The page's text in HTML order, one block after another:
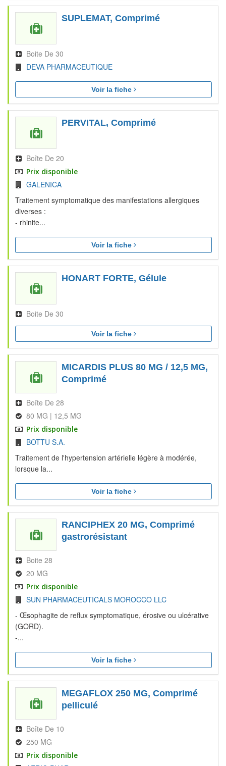
SUPLEMAT, Comprimé
Boite De 30
DEVA PHARMACEUTIQUE
Voir la fiche
PERVITAL, Comprimé
Boîte De 20
Prix disponible
GALENICA
Traitement symptomatique des manifestations allergiques
diverses :
- rhinite...
Voir la fiche
HONART FORTE, Gélule
Boite De 30
Voir la fiche
MICARDIS PLUS 80 MG / 12,5 MG,
Comprimé
Boîte De 28
80 MG | 12,5 MG
Prix disponible
BOTTU S.A.
Traitement de l'hypertension artérielle légère à modérée,
lorsque la...
Voir la fiche
RANCIPHEX 20 MG, Comprimé
gastrorésistant
Boite 28
20 MG
Prix disponible
SUN PHARMACEUTICALS MOROCCO LLC
- Œsophagite de reflux symptomatique, érosive ou ulcérative
(GORD).
-...
Voir la fiche
MEGAFLOX 250 MG, Comprimé
pelliculé
Boîte De 10
250 MG
Prix disponible